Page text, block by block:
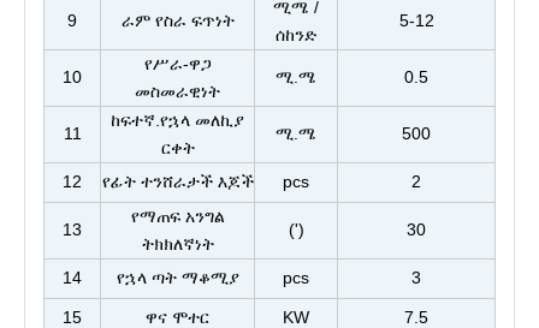
9 ራም የስራ ፍጥነት
ሚሜ /
ሰከንድ
5-12
10
የሥራ-ዋጋ
መስመራዊነት
ሚ.ሜ 0.5
11
ከፍተኛ.የኋላ መለኪያ
ርቀት
ሚ.ሜ 500
12 የፊት ተንሸራታች እጆች pcs 2
13
የማጠፍ አንግል
ትክክለኛነት
(') 30
14 የኋላ ጣት ማቆሚያ pcs 3
15 ዋና ሞተር KW 7.5